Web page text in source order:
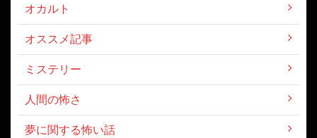
オカルト
オススメ記事
ミステリー
人間の怖さ
夢に関する怖い話